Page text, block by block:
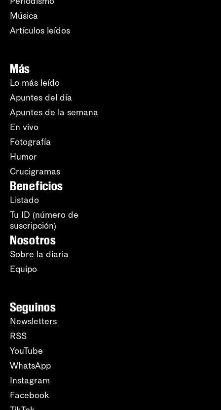
Música
Artículos leídos
Más
Lo más leído
Apuntes del día
Apuntes de la semana
En vivo
Fotografía
Humor
Crucigramas
Beneficios
Listado
Tu ID (número de
suscripción)
Nosotros
Sobre la diaria
Equipo
Seguinos
Newsletters
RSS
YouTube
WhatsApp
Instagram
Facebook